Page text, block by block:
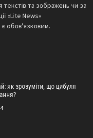
текстів та зображень чи за
«Lite News»
є обов'язковим.
як зрозуміти, що цибуля